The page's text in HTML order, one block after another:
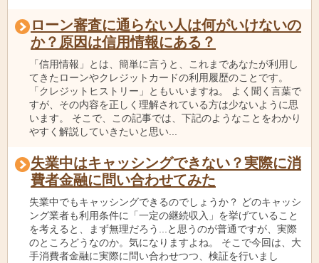
ローン審査に通らない人は何がいけないの
か？原因は信用情報にある？
「信用情報」とは、簡単に言うと、これまであなたが利用し
てきたローンやクレジットカードの利用履歴のことです。
「クレジットヒストリー」ともいいますね。 よく聞く言葉で
すが、その内容を正しく理解されている方は少ないように思
います。 そこで、この記事では、下記のようなことをわかり
やすく解説していきたいと思い...
失業中はキャッシングできない？実際に消
費者金融に問い合わせてみた
失業中でもキャッシングできるのでしょうか？ どのキャッシ
ング業者も利用条件に「一定の継続収入」を挙げていること
を考えると、まず無理だろう...と思うのが普通ですが、実際
のところどうなのか。気になりますよね。 そこで今回は、大
手消費者金融に実際に問い合わせつつ、検証を行いまし